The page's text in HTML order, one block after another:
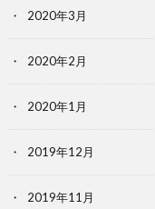
2020年3月
2020年2月
2020年1月
2019年12月
2019年11月